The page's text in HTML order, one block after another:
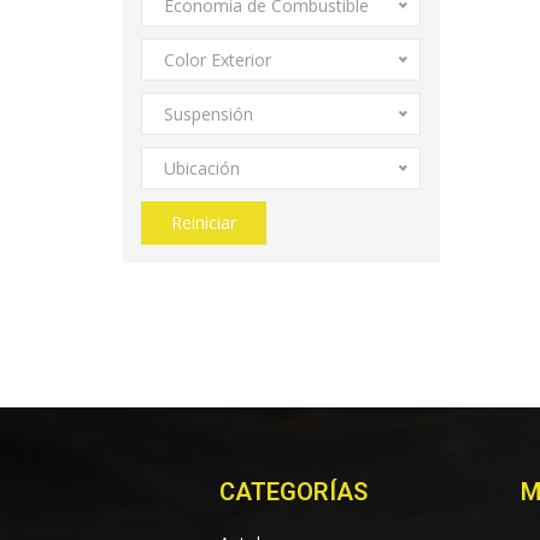
Economía de Combustible
Color Exterior
Suspensión
Ubicación
Reiniciar
CATEGORÍAS